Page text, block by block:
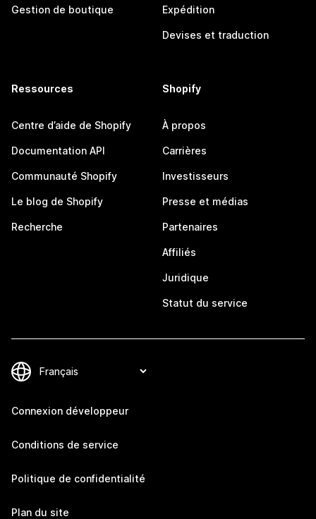
Gestion de boutique Expédition
Devises et traduction
Ressources
Centre d’aide de Shopify
Documentation API
Communauté Shopify
Le blog de Shopify
Recherche
Shopify
À propos
Carrières
Investisseurs
Presse et médias
Partenaires
Affiliés
Juridique
Statut du service
Connexion développeur
Conditions de service
Politique de confidentialité
Plan du site